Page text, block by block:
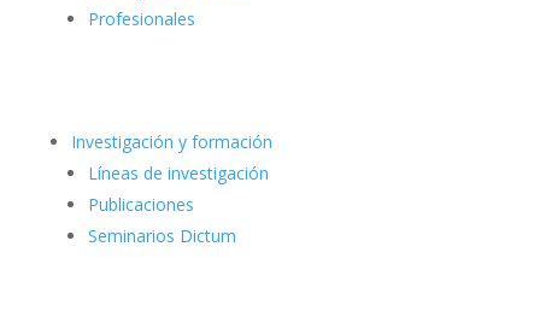
Profesionales
Investigación y formación
Líneas de investigación
Publicaciones
Seminarios Dictum